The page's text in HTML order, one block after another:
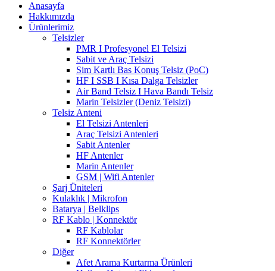
Anasayfa
Hakkımızda
Ürünlerimiz
Telsizler
PMR I Profesyonel El Telsizi
Sabit ve Araç Telsizi
Sim Kartlı Bas Konuş Telsiz (PoC)
HF I SSB I Kısa Dalga Telsizler
Air Band Telsiz I Hava Bandı Telsiz
Marin Telsizler (Deniz Telsizi)
Telsiz Anteni
El Telsizi Antenleri
Araç Telsizi Antenleri
Sabit Antenler
HF Antenler
Marin Antenler
GSM | Wifi Antenler
Şarj Üniteleri
Kulaklık | Mikrofon
Batarya | Belklips
RF Kablo | Konnektör
RF Kablolar
RF Konnektörler
Diğer
Afet Arama Kurtarma Ürünleri